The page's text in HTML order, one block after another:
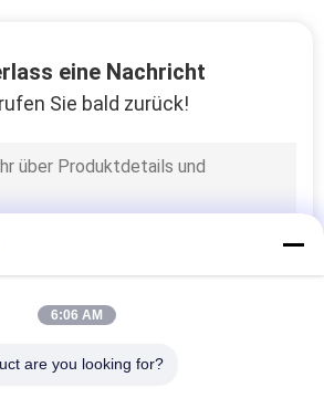
eine Nachricht
Sie bald zurück!
6:06 AM
are you looking for?